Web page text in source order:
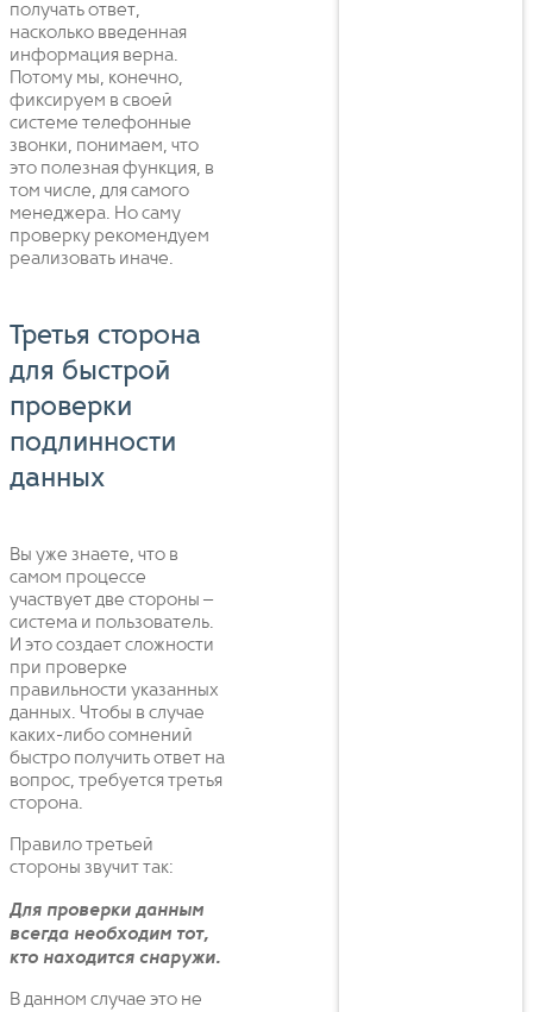
получать ответ,
насколько введенная
информация верна.
Потому мы, конечно,
фиксируем в своей
системе телефонные
звонки, понимаем, что
это полезная функция, в
том числе, для самого
менеджера. Но саму
проверку рекомендуем
реализовать иначе.
Третья сторона
для быстрой
проверки
подлинности
данных
Вы уже знаете, что в
самом процессе
участвует две стороны –
система и пользователь.
И это создает сложности
при проверке
правильности указанных
данных. Чтобы в случае
каких-либо сомнений
быстро получить ответ на
вопрос, требуется третья
сторона.
Правило третьей
стороны звучит так:
Для проверки данным
всегда необходим тот,
кто находится снаружи.
В данном случае это не